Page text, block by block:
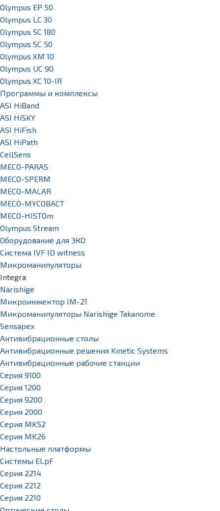
Olympus EP 50
Olympus LC 30
Olympus SC 180
Olympus SC 50
Olympus XM 10
Olympus UC 90
Olympus XC 10-IR
Программы и комплексы
ASI HiBand
ASI HiSKY
ASI HiFish
ASI HiPath
CellSens
MECO-PARAS
MECO-SPERM
MECO-MALAR
MECO-MYCOBACT
MECO-HISTOm
Olympus Stream
Оборудование для ЭКО
Система IVF ID witness
Микроманипуляторы
Integra
Narishige
Микроинжектор IM-21
Микроманипуляторы Narishige Takanome
Sensapex
Антивибрационные столы
Антивибрационные решения Kinetic Systems
Антивибрационные рабочие станции
Серия 9100
Серия 1200
Серия 9200
Серия 2000
Серия MK52
Серия MK26
Настольные платформы
Системы ELpF
Серия 2214
Серия 2212
Серия 2210